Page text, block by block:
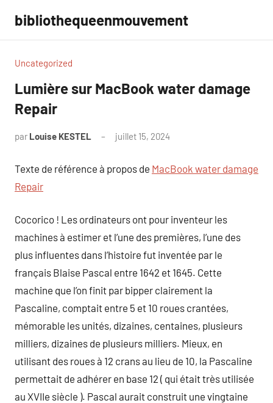
contenu
bibliothequeenmouvement
Uncategorized
Lumière sur MacBook water damage
Repair
par Louise KESTEL juillet 15, 2024
Texte de référence à propos de MacBook water damage
Repair
Cocorico ! Les ordinateurs ont pour inventeur les
machines à estimer et l’une des premières, l’une des
plus influentes dans l’histoire fut inventée par le
français Blaise Pascal entre 1642 et 1645. Cette
machine que l’on finit par bipper clairement la
Pascaline, comptait entre 5 et 10 roues crantées,
mémorable les unités, dizaines, centaines, plusieurs
milliers, dizaines de plusieurs milliers. Mieux, en
utilisant des roues à 12 crans au lieu de 10, la Pascaline
permettait de adhérer en base 12 ( qui était très utilisée
au XVIIe siècle ). Pascal aurait construit une vingtaine